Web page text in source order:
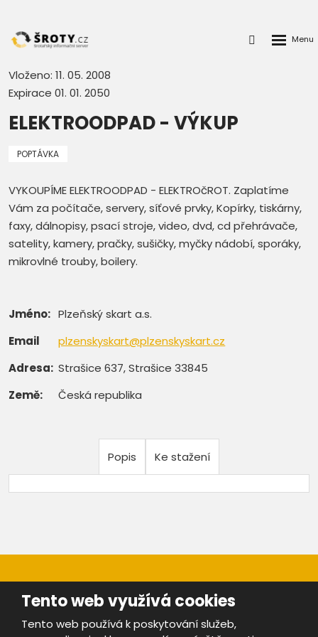
Přihlášení
Vloženo: 11. 05. 2008
Expirace 01. 01. 2050
ELEKTROODPAD - VÝKUP
POPTÁVKA
VYKOUPÍME ELEKTROODPAD - ELEKTROčROT. Zaplatíme
Vám za počítače, servery, síťové prvky, Kopírky, tiskárny,
faxy, dálnopisy, psací stroje, video, dvd, cd přehrávače,
satelity, kamery, pračky, sušičky, myčky nádobí, sporáky,
mikrovlné trouby, boilery.
Jméno: Plzeňský skart a.s.
Email
plzenskyskart@plzenskyskart.cz
Adresa: Strašice 637, Strašice 33845
Země:
Česká republika
Popis Ke stažení
Tento web využívá cookies
Tento web používá k poskytování služeb,